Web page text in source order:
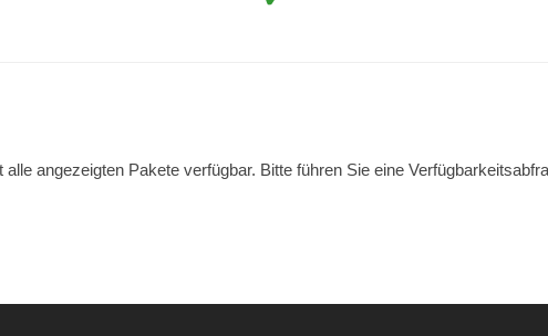
angezeigten Pakete verfügbar. Bitte führen Sie eine